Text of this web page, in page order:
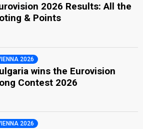
2026 Results: All the
& Points
2026
wins the Eurovision
Contest 2026
2026